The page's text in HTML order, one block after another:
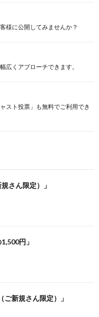
様に公開してみませんか？
広くアプローチできます。
スト投票」も無料でご利用でき
さん限定）」
円」
ご新規さん限定）」